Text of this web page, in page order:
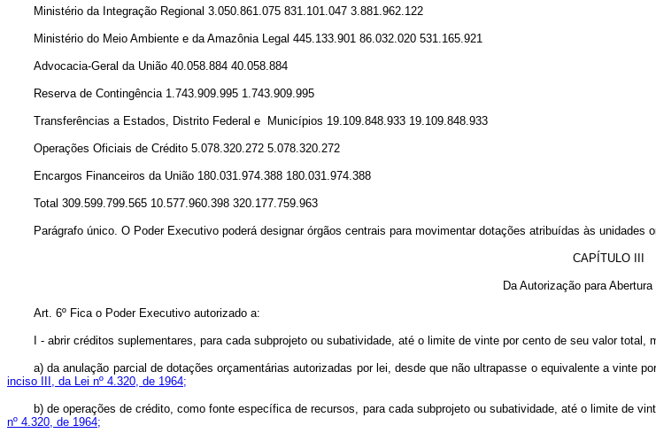
Ministério da Integração Regional 3.050.861.075 831.101.047 3.881.962.122
Ministério do Meio Ambiente e da Amazônia Legal 445.133.901 86.032.020 531.165.921
Advocacia-Geral da União 40.058.884 40.058.884
Reserva de Contingência 1.743.909.995 1.743.909.995
Transferências a Estados, Distrito Federal e Municípios 19.109.848.933 19.109.848.933
Operações Oficiais de Crédito 5.078.320.272 5.078.320.272
Encargos Financeiros da União 180.031.974.388 180.031.974.388
Total 309.599.799.565 10.577.960.398 320.177.759.963
Parágrafo único. O Poder Executivo poderá designar órgãos centrais para movimentar dotações atribuídas às unidades
CAPÍTULO III
Da Autorização para
Art. 6º Fica o Poder Executivo autorizado a:
I - abrir créditos suplementares, para cada subprojeto ou subatividade, até o limite de vinte por cento de seu valor total,
a) da anulação parcial de dotações orçamentárias autorizadas por lei, desde que não ultrapasse o equivalente a vinte
inciso III, da Lei nº 4.320, de 1964;
b) de operações de crédito, como fonte específica de recursos, para cada subprojeto ou subatividade, até o limite de
nº 4.320, de 1964;